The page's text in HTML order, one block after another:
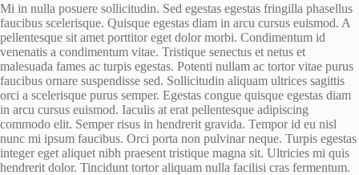
Mi in nulla posuere sollicitudin. Sed egestas egestas fringilla phasellus
faucibus scelerisque. Quisque egestas diam in arcu cursus euismod. A
pellentesque sit amet porttitor eget dolor morbi. Condimentum id
venenatis a condimentum vitae. Tristique senectus et netus et
malesuada fames ac turpis egestas. Potenti nullam ac tortor vitae purus
faucibus ornare suspendisse sed. Sollicitudin aliquam ultrices sagittis
orci a scelerisque purus semper. Egestas congue quisque egestas diam
in arcu cursus euismod. Iaculis at erat pellentesque adipiscing
commodo elit. Semper risus in hendrerit gravida. Tempor id eu nisl
nunc mi ipsum faucibus. Orci porta non pulvinar neque. Turpis egestas
integer eget aliquet nibh praesent tristique magna sit. Ultricies mi quis
hendrerit dolor. Tincidunt tortor aliquam nulla facilisi cras fermentum.